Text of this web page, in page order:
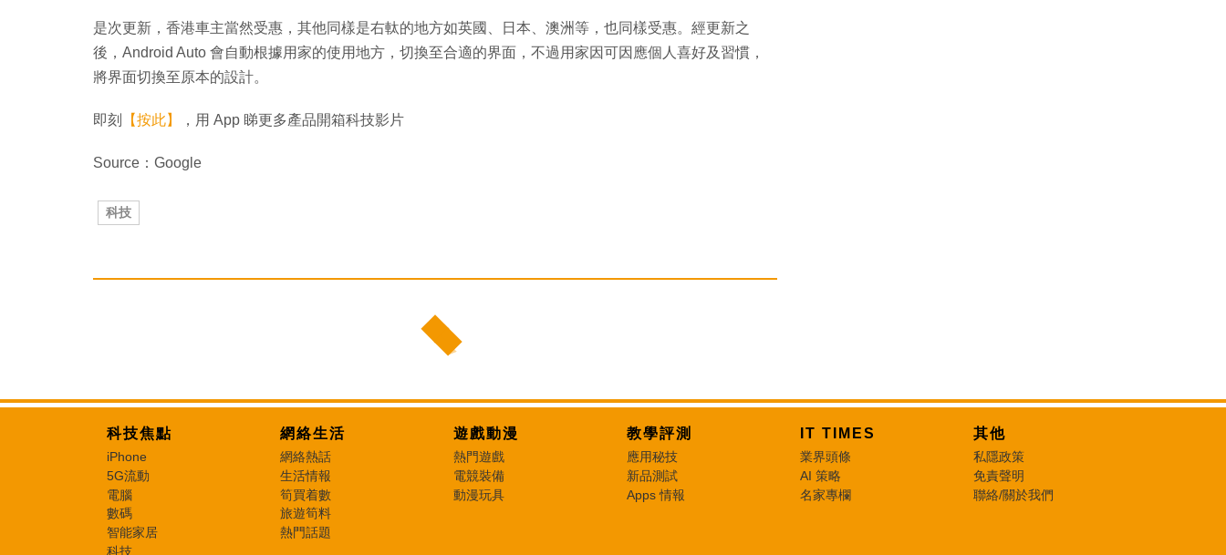
是次更新，香港車主當然受惠，其他同樣是右軚的地方如英國、日本、澳洲等，也同樣受惠。經更新之
後，Android Auto 會自動根據用家的使用地方，切換至合適的界面，不過用家因可因應個人喜好及習慣，
將界面切換至原本的設計。
即刻 【按此】 ，用 App 睇更多產品開箱科技影片
Source：Google
科技
科技焦點
iPhone
5G流動
電腦
數碼
智能家居
科技
網絡生活
網絡熱話
生活情報
筍買着數
旅遊筍料
熱門話題
遊戲動漫
熱門遊戲
電競裝備
動漫玩具
教學評測
應用秘技
新品測試
Apps 情報
IT TIMES
業界頭條
AI 策略
名家專欄
其他
私隱政策
免責聲明
聯絡/關於我們